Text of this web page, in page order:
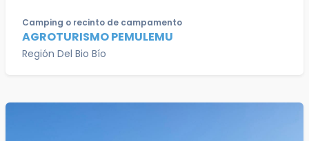
Camping o recinto de campamento
AGROTURISMO PEMULEMU
Región Del Bio Bío